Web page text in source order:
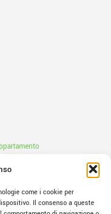
come i cookie per
Il consenso a queste